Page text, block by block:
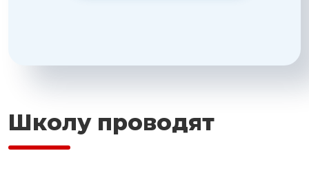
Школу проводят